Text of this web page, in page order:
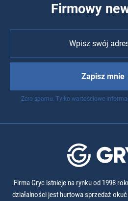
Firmowy
Zapisz mnie
Zero spamu. Tylko wartościowe
Firma Gryc istnieje na rynku od 1998
działalności jest hurtowa sprzedaż